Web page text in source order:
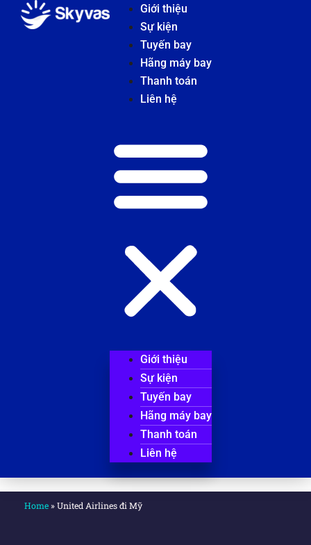
Giới thiệu
Sự kiện
Tuyến bay
Hãng máy bay
Thanh toán
Liên hệ
Giới thiệu
Sự kiện
Tuyến bay
Hãng máy bay
Thanh toán
Liên hệ
Home »United Airlines đi Mỹ